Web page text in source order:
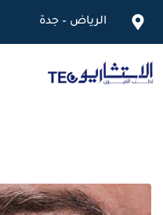
الرياض – جدة